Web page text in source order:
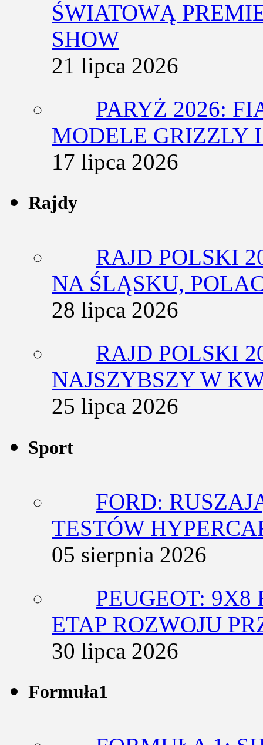
ŚWIATOWĄ
SHOW
21 lipca 2026
PARYŻ 2026:
MODELE GRIZZLY
17 lipca 2026
Rajdy
RAJD POLSKI
NA ŚLĄSKU,
28 lipca 2026
RAJD POLSKI
NAJSZYBSZY W
25 lipca 2026
Sport
FORD:
TESTÓW
05 sierpnia 2026
PEUGEOT: 9X8
ETAP ROZWOJU
30 lipca 2026
Formuła1